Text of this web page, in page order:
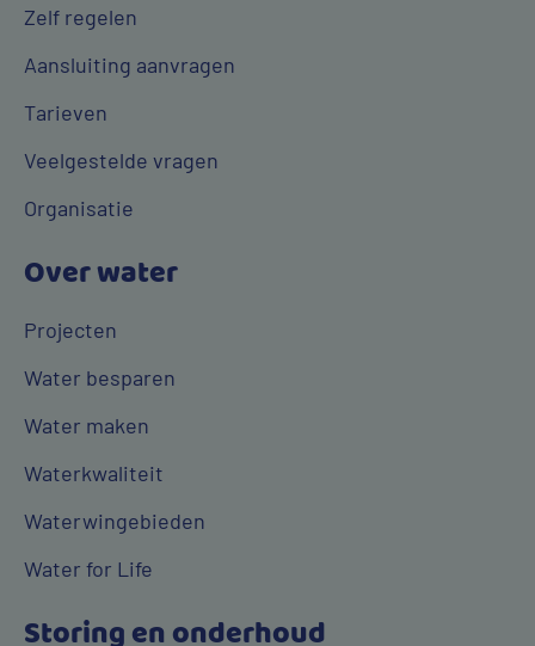
Zelf regelen
Aansluiting aanvragen
Tarieven
Veelgestelde vragen
Organisatie
Over water
Projecten
Water besparen
Water maken
Waterkwaliteit
Waterwingebieden
Water for Life
Storing en onderhoud